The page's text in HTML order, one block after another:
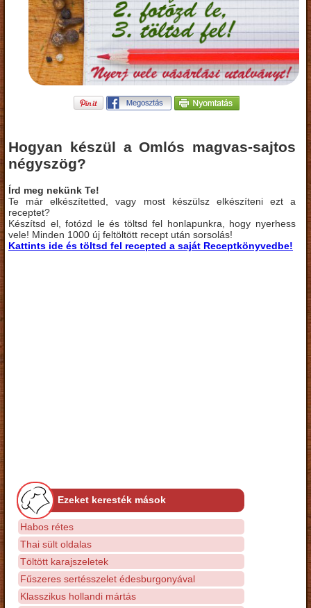
Hogyan készül a Omlós magvas-sajtos
négyszög?
Írd meg nekünk Te!
Te már elkészítetted, vagy most készülsz elkészíteni ezt a
receptet?
Készítsd el, fotózd le és töltsd fel honlapunkra, hogy nyerhess
vele! Minden 1000 új feltöltött recept után sorsolás!
Kattints ide és töltsd fel recepted a saját Receptkönyvedbe!
Ezeket keresték mások
Habos rétes
Thai sült oldalas
Töltött karajszeletek
Fűszeres sertésszelet édesburgonyával
Klasszikus hollandi mártás